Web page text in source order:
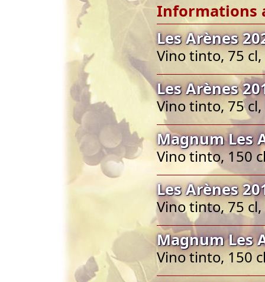
Informations
Les Arènes
Vino tinto, 75 cl,
Les Arènes
Vino tinto, 75 cl,
Magnum Les
Vino tinto, 150
Les Arènes
Vino tinto, 75 cl,
Magnum Les
Vino tinto, 150